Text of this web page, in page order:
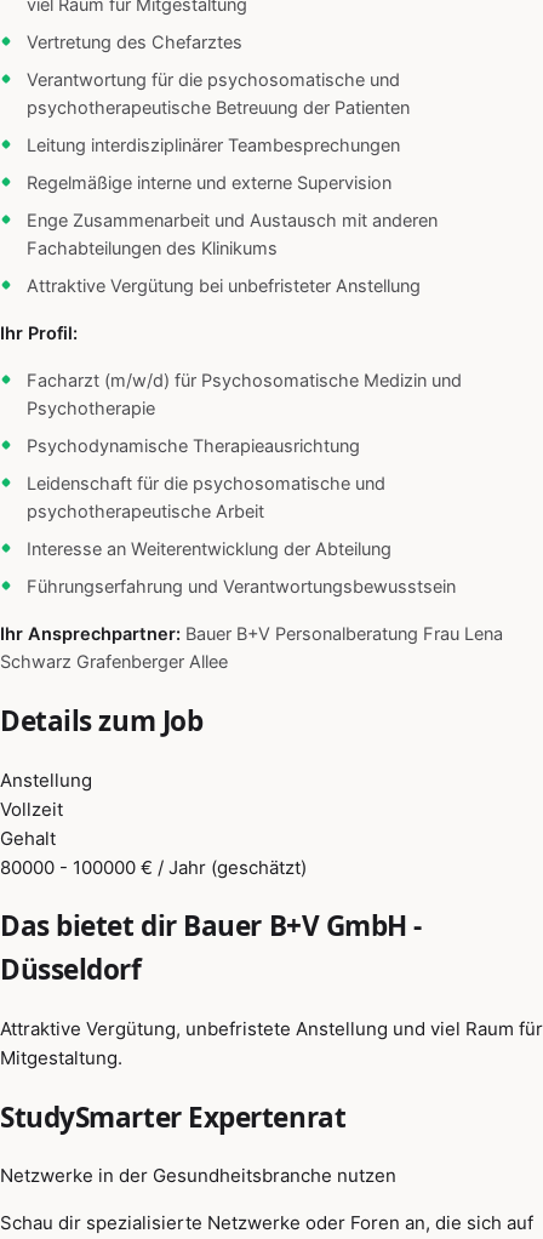
viel Raum für Mitgestaltung
Vertretung des Chefarztes
Verantwortung für die psychosomatische und
psychotherapeutische Betreuung der Patienten
Leitung interdisziplinärer Teambesprechungen
Regelmäßige interne und externe Supervision
Enge Zusammenarbeit und Austausch mit anderen
Fachabteilungen des Klinikums
Attraktive Vergütung bei unbefristeter Anstellung
Ihr Profil:
Facharzt (m/w/d) für Psychosomatische Medizin und
Psychotherapie
Psychodynamische Therapieausrichtung
Leidenschaft für die psychosomatische und
psychotherapeutische Arbeit
Interesse an Weiterentwicklung der Abteilung
Führungserfahrung und Verantwortungsbewusstsein
Ihr Ansprechpartner: Bauer B+V Personalberatung Frau Lena
Schwarz Grafenberger Allee
Details zum Job
Anstellung
Vollzeit
Gehalt
80000 - 100000 € / Jahr (geschätzt)
Das bietet dir Bauer B+V GmbH -
Düsseldorf
Attraktive Vergütung, unbefristete Anstellung und viel Raum für
Mitgestaltung.
StudySmarter Expertenrat
Netzwerke in der Gesundheitsbranche nutzen
Schau dir spezialisierte Netzwerke oder Foren an, die sich auf